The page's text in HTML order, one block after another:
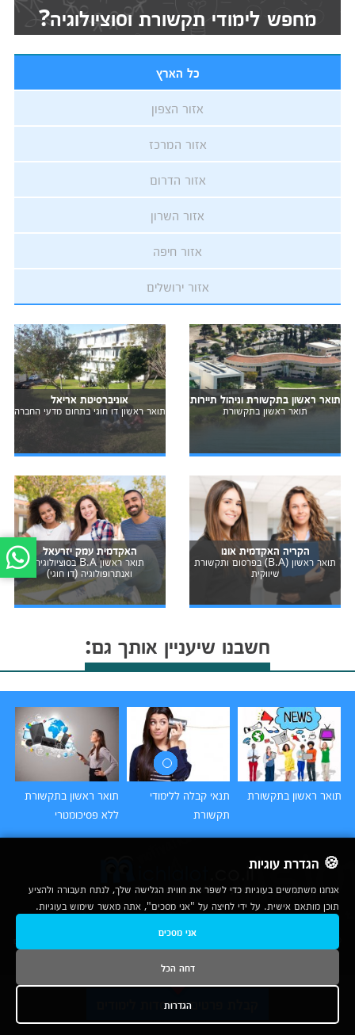
מחפש לימודי תקשורת וסוציולוגיה?
כל הארץ
אזור הצפון
אזור המרכז
אזור הדרום
אזור השרון
אזור חיפה
אזור ירושלים
תואר ראשון בתקשורת וניהול תיירות
תואר ראשון בתקשורת
אוניברסיטת אריאל
תואר ראשון דו חוגי בתחום מדעי החברה
הקריה האקדמית אונו
תואר ראשון (B.A) בפרסום ותקשורת
שיווקית
האקדמית עמק יזרעאל
תואר ראשון B.A בסוציולוגיה
ואנתרופולוגיה (דו חוגי)
חשבנו שיעניין אותך גם:
תואר ראשון בתקשורת
תנאי קבלה ללימודי
תקשורת
תואר ראשון בתקשורת
ללא פסיכומטרי
© כל הזכויות שמורות לחברת נרד אונליין בע"מ | מכללות|
נשמח לעמוד לשירותך בטלפון
1-800-780-760
קבלת פרטים ממוסדות לימודים
🍪 הגדרת עוגיות
אנחנו משתמשים בעוגיות כדי לשפר את חווית הגלישה שלך, לנתח תעבורה ולהציע
תוכן מותאם אישית. על ידי לחיצה על "אני מסכים", אתה מאשר שימוש בעוגיות.
אני מסכים
דחה הכל
הגדרות